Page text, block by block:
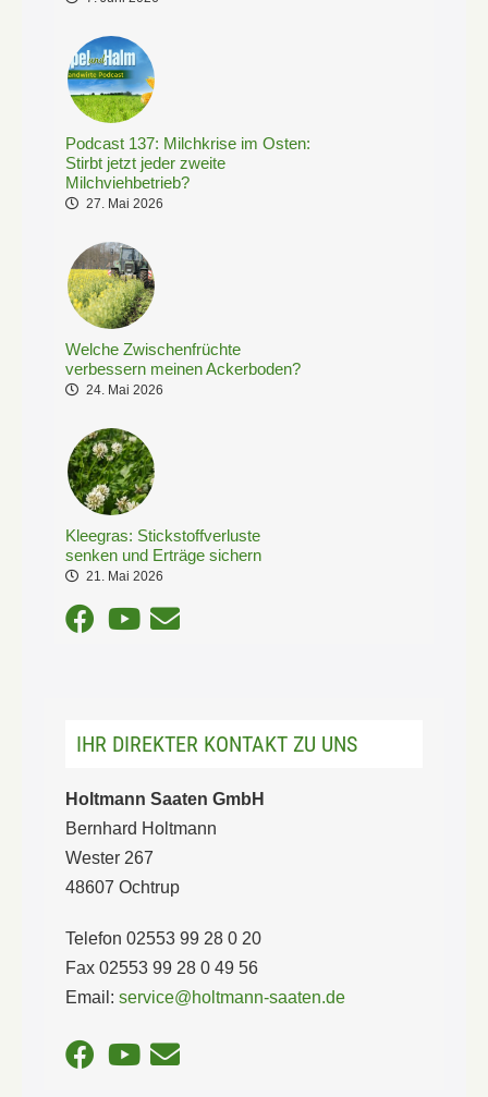
Podcast 137: Milchkrise im Osten:
Stirbt jetzt jeder zweite
Milchviehbetrieb?
27. Mai 2026
Welche Zwischenfrüchte
verbessern meinen Ackerboden?
24. Mai 2026
Kleegras: Stickstoffverluste
senken und Erträge sichern
21. Mai 2026
IHR DIREKTER KONTAKT ZU UNS
Holtmann Saaten GmbH
Bernhard Holtmann
Wester 267
48607 Ochtrup
Telefon 02553 99 28 0 20
Fax 02553 99 28 0 49 56
Email: service@holtmann-saaten.de